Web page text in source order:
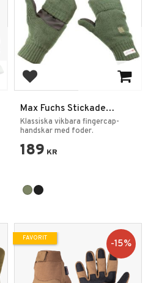
Lägg till i favoriter
Max Fuchs Stickade
Vantar 3M Thinsulate
Klassiska vikbara fingercap-
handskar med foder.
189 KR
15%
FAVORIT